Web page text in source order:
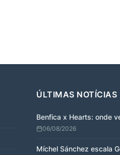
ÚLTIMAS NOTÍCIAS
Benfica x Hearts: onde
06/08/2026
Míchel Sánchez escala